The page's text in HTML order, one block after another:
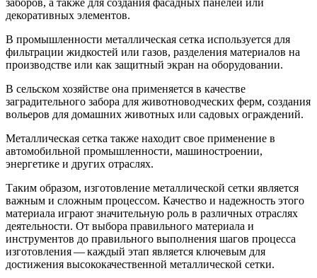
заборов, а также для создания фасадных панелей или
декоративных элементов.
В промышленности металлическая сетка используется для
фильтрации жидкостей или газов, разделения материалов на
производстве или как защитный экран на оборудовании.
В сельском хозяйстве она применяется в качестве
заградительного забора для животноводческих ферм, создания
вольеров для домашних животных или садовых ограждений.
Металлическая сетка также находит свое применение в
автомобильной промышленности, машиностроении,
энергетике и других отраслях.
Таким образом, изготовление металлической сетки является
важным и сложным процессом. Качество и надежность этого
материала играют значительную роль в различных отраслях
деятельности. От выбора правильного материала и
инструментов до правильного выполнения шагов процесса
изготовления — каждый этап является ключевым для
достижения высококачественной металлической сетки.